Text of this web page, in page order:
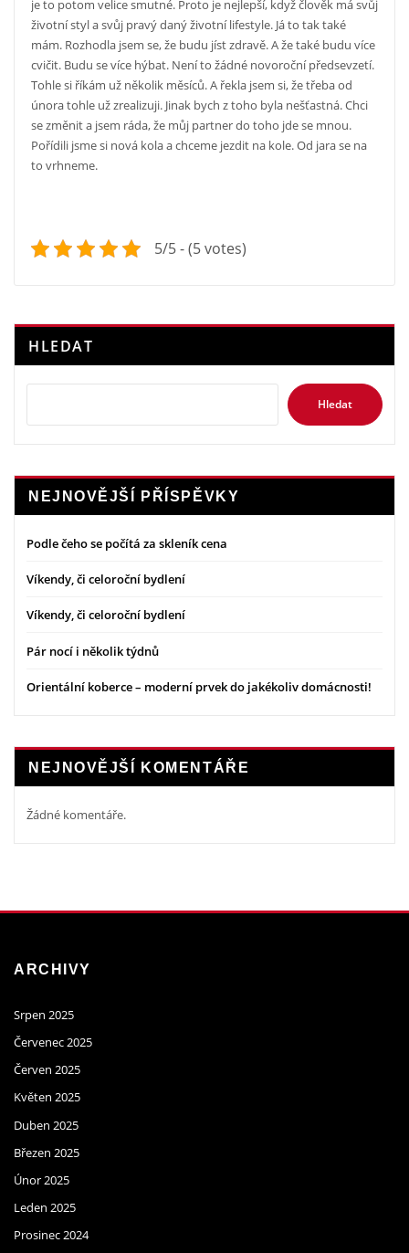
je to potom velice smutné. Proto je nejlepší, když člověk má svůj
životní styl a svůj pravý daný životní lifestyle. Já to tak také
mám. Rozhodla jsem se, že budu jíst zdravě. A že také budu více
cvičit. Budu se více hýbat. Není to žádné novoroční předsevzetí.
Tohle si říkám už několik měsíců. A řekla jsem si, že třeba od
února tohle už zrealizuji. Jinak bych z toho byla nešťastná. Chci
se změnit a jsem ráda, že můj partner do toho jde se mnou.
Pořídili jsme si nová kola a chceme jezdit na kole. Od jara se na
to vrhneme.
5/5 - (5 votes)
HLEDAT
Hledat
NEJNOVĚJŠÍ PŘÍSPĚVKY
Podle čeho se počítá za skleník cena
Víkendy, či celoroční bydlení
Víkendy, či celoroční bydlení
Pár nocí i několik týdnů
Orientální koberce – moderní prvek do jakékoliv domácnosti!
NEJNOVĚJŠÍ KOMENTÁŘE
Žádné komentáře.
ARCHIVY
Srpen 2025
Červenec 2025
Červen 2025
Květen 2025
Duben 2025
Březen 2025
Únor 2025
Leden 2025
Prosinec 2024